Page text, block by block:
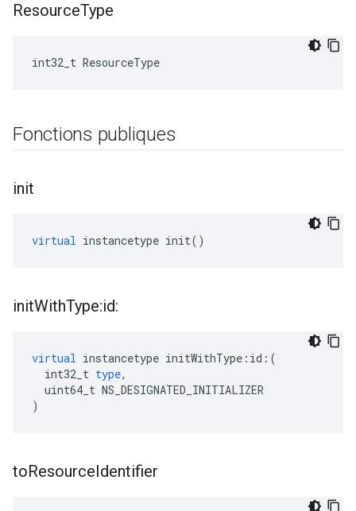
ResourceType
int32_t ResourceType
Fonctions publiques
init
virtual instancetype init()
initWithType:id:
virtual instancetype initWithType : id :(
int32_t type,
uint64_t NS_DESIGNATED_INITIALIZER
)
toResourceIdentifier